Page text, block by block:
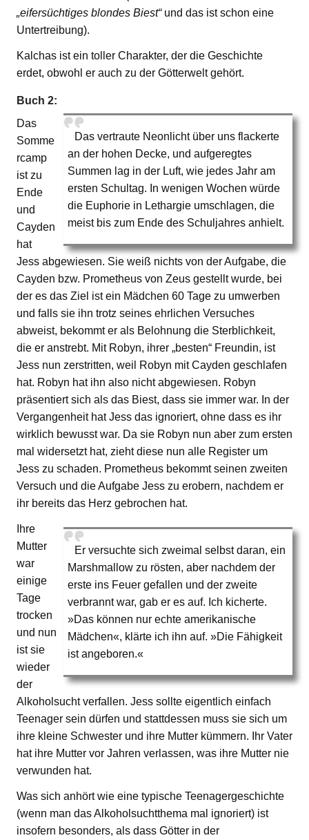
„eifersüchtiges blondes Biest“ und das ist schon eine
Untertreibung).
Kalchas ist ein toller Charakter, der die Geschichte
erdet, obwohl er auch zu der Götterwelt gehört.
Buch 2:
Das vertraute Neonlicht über uns flackerte
an der hohen Decke, und aufgeregtes
Summen lag in der Luft, wie jedes Jahr am
ersten Schultag. In wenigen Wochen würde
die Euphorie in Lethargie umschlagen, die
meist bis zum Ende des Schuljahres anhielt.
Das
Somme
rcamp
ist zu
Ende
und
Cayden
hat
Jess abgewiesen. Sie weiß nichts von der Aufgabe, die
Cayden bzw. Prometheus von Zeus gestellt wurde, bei
der es das Ziel ist ein Mädchen 60 Tage zu umwerben
und falls sie ihn trotz seines ehrlichen Versuches
abweist, bekommt er als Belohnung die Sterblichkeit,
die er anstrebt. Mit Robyn, ihrer „besten“ Freundin, ist
Jess nun zerstritten, weil Robyn mit Cayden geschlafen
hat. Robyn hat ihn also nicht abgewiesen. Robyn
präsentiert sich als das Biest, dass sie immer war. In der
Vergangenheit hat Jess das ignoriert, ohne dass es ihr
wirklich bewusst war. Da sie Robyn nun aber zum ersten
mal widersetzt hat, zieht diese nun alle Register um
Jess zu schaden. Prometheus bekommt seinen zweiten
Versuch und die Aufgabe Jess zu erobern, nachdem er
ihr bereits das Herz gebrochen hat.
Er versuchte sich zweimal selbst daran, ein
Marshmallow zu rösten, aber nachdem der
erste ins Feuer gefallen und der zweite
verbrannt war, gab er es auf. Ich kicherte.
»Das können nur echte amerikanische
Mädchen«, klärte ich ihn auf. »Die Fähigkeit
ist angeboren.«
Ihre
Mutter
war
einige
Tage
trocken
und nun
ist sie
wieder
der
Alkoholsucht verfallen. Jess sollte eigentlich einfach
Teenager sein dürfen und stattdessen muss sie sich um
ihre kleine Schwester und ihre Mutter kümmern. Ihr Vater
hat ihre Mutter vor Jahren verlassen, was ihre Mutter nie
verwunden hat.
Was sich anhört wie eine typische Teenagergeschichte
(wenn man das Alkoholsuchtthema mal ignoriert) ist
insofern besonders, als dass Götter in der